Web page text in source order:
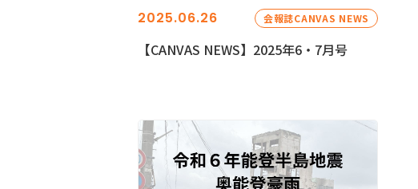
2025.06.26 会報誌CANVAS NEWS
【CANVAS NEWS】2025年6・7月号